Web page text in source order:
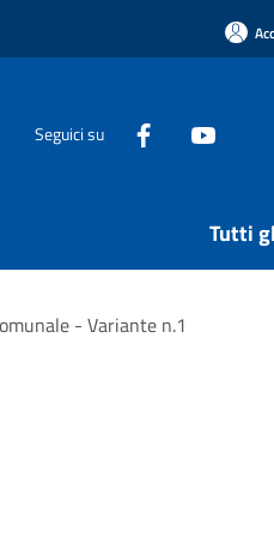
Seguici su
Tutti
- Variante n.1